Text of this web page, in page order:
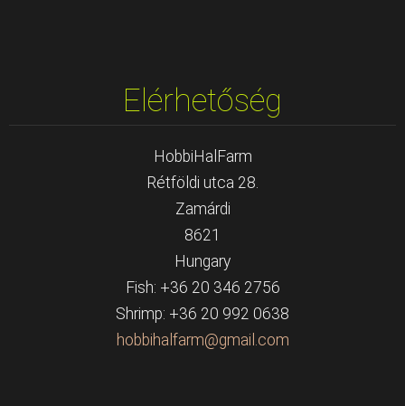
Elérhetőség
HobbiHalFarm
Rétföldi utca 28.
Zamárdi
8621
Hungary
Fish: +36 20 346 2756
Shrimp: +36 20 992 0638
hobbihal farm@gmail.com